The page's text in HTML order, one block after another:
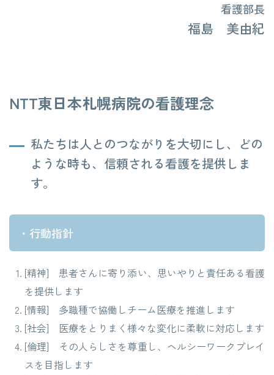
看護部長
福島 美由紀
NTT東日本札幌病院の看護理念
私たちは人とのつながりを大切にし、どの
ような時も、信頼される看護を提供しま
す。
行動指針
[精神] 患者さんに寄り添い、思いやりと責任ある看護
を提供します
[情報] 多職種で協働しチーム医療を推進します
[社会] 医療をとりまく様々な変化に柔軟に対応します
[倫理] その人らしさを尊重し、ヘルシーワークプレイ
スを目指します